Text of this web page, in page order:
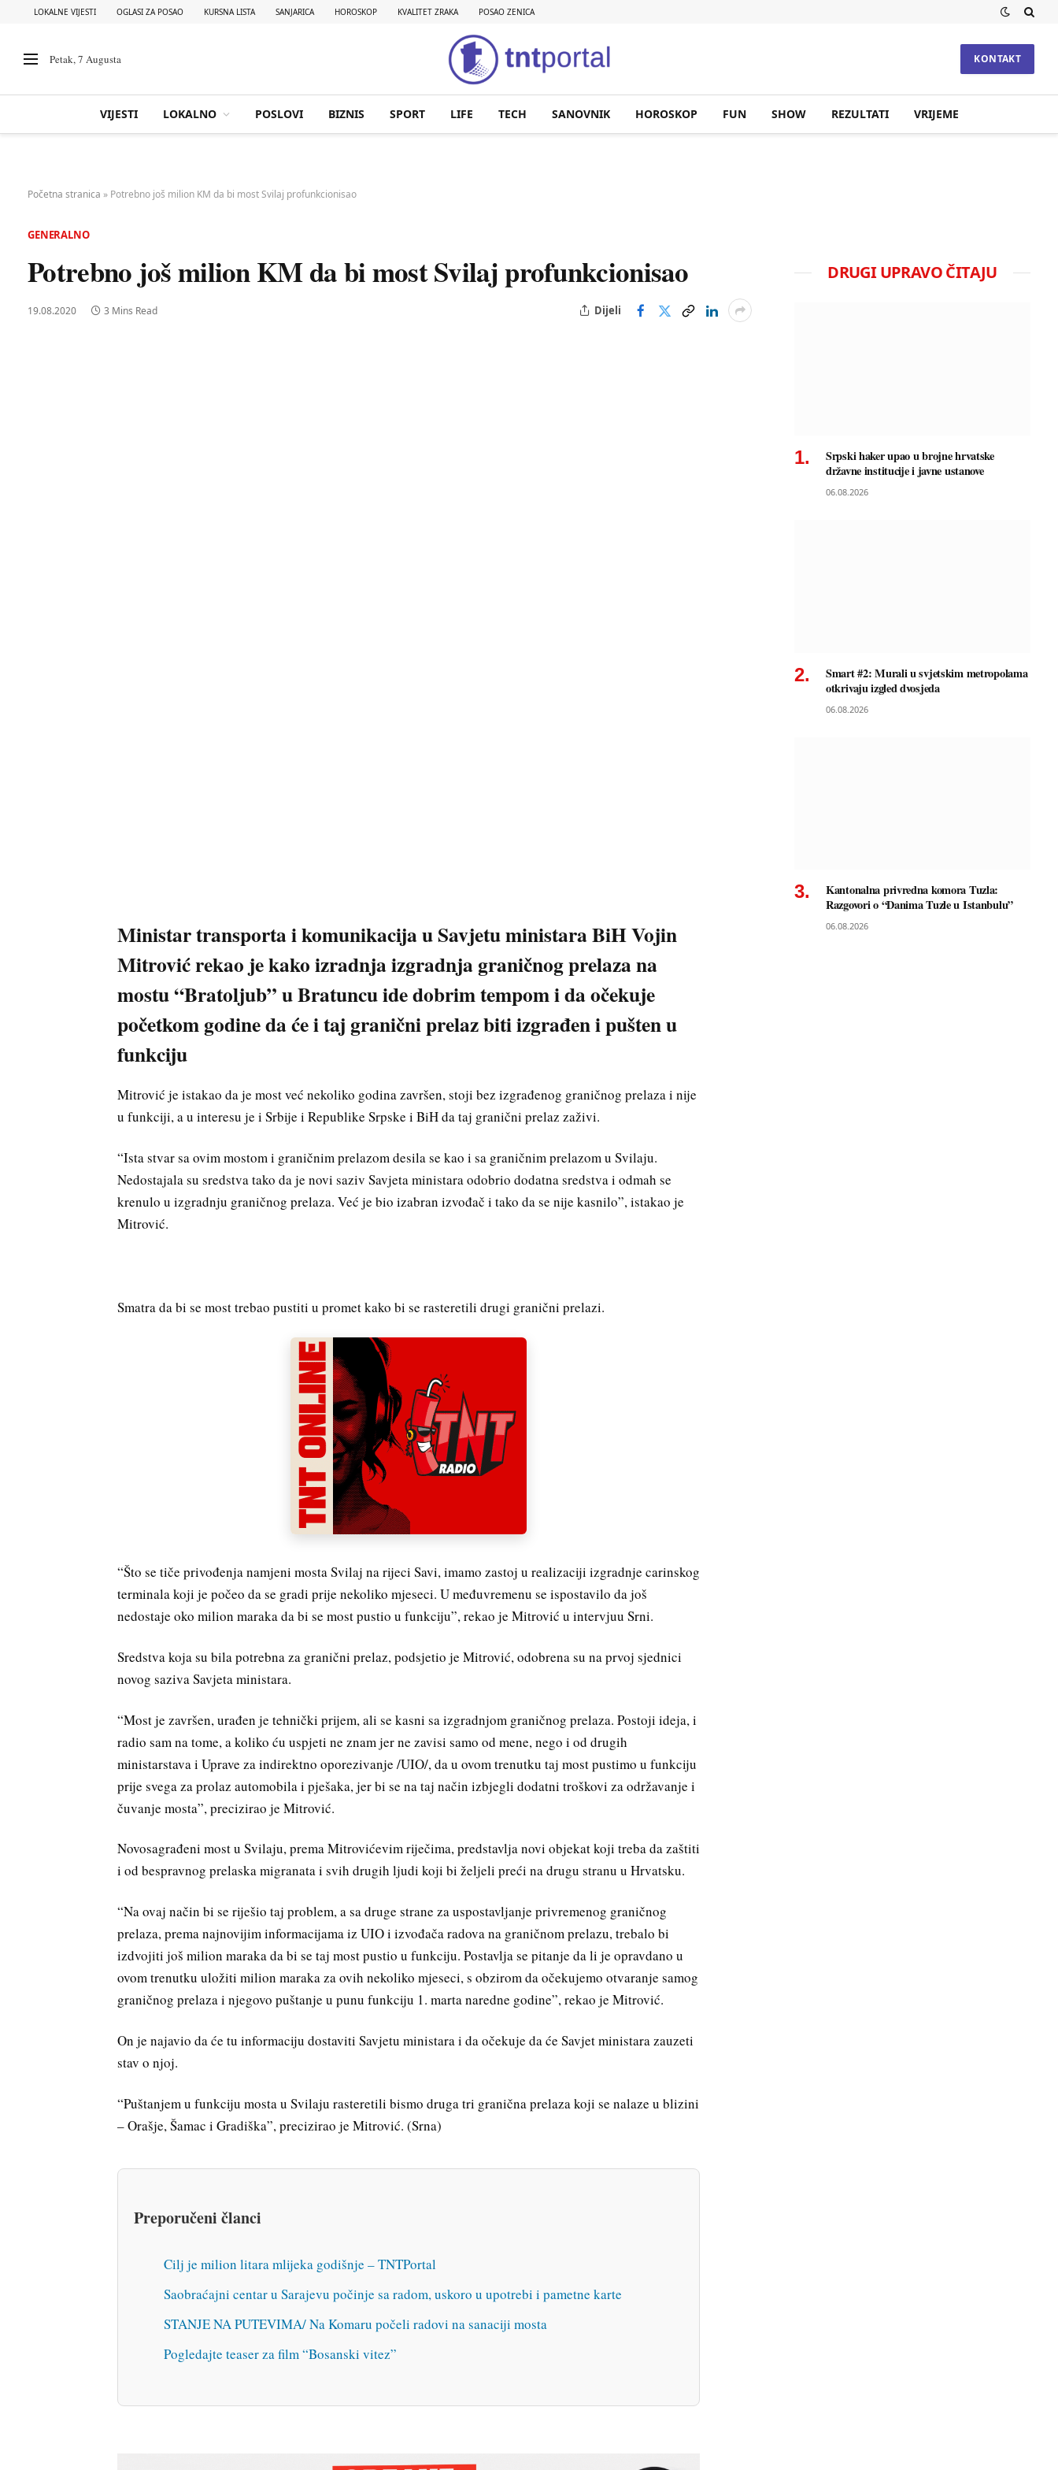
LOKALNE VIJESTI OGLASI ZA POSAO KURSNA LISTA SANJARICA HOROSKOP KVALITET ZRAKA POSAO ZENICA
Petak, 7 Augusta KONTAKT
VIJESTI LOKALNO POSLOVI BIZNIS SPORT LIFE TECH SANOVNIK HOROSKOP FUN SHOW REZULTATI VRIJEME
Početna stranica » Potrebno još milion KM da bi most Svilaj profunkcionisao
GENERALNO
Potrebno još milion KM da bi most Svilaj profunkcionisao
19.08.2020 3 Mins Read Dijeli
Ministar transporta i komunikacija u Savjetu ministara BiH Vojin
Mitrović rekao je kako izradnja izgradnja graničnog prelaza na
mostu “Bratoljub” u Bratuncu ide dobrim tempom i da očekuje
početkom godine da će i taj granični prelaz biti izgrađen i pušten u
funkciju
Mitrović je istakao da je most već nekoliko godina završen, stoji bez izgrađenog graničnog prelaza i nije
u funkciji, a u interesu je i Srbije i Republike Srpske i BiH da taj granični prelaz zaživi.
“Ista stvar sa ovim mostom i graničnim prelazom desila se kao i sa graničnim prelazom u Svilaju.
Nedostajala su sredstva tako da je novi saziv Savjeta ministara odobrio dodatna sredstva i odmah se
krenulo u izgradnju graničnog prelaza. Već je bio izabran izvođač i tako da se nije kasnilo”, istakao je
Mitrović.
Smatra da bi se most trebao pustiti u promet kako bi se rasteretili drugi granični prelazi.
“Što se tiče privođenja namjeni mosta Svilaj na rijeci Savi, imamo zastoj u realizaciji izgradnje carinskog
terminala koji je počeo da se gradi prije nekoliko mjeseci. U međuvremenu se ispostavilo da još
nedostaje oko milion maraka da bi se most pustio u funkciju”, rekao je Mitrović u intervjuu Srni.
Sredstva koja su bila potrebna za granični prelaz, podsjetio je Mitrović, odobrena su na prvoj sjednici
novog saziva Savjeta ministara.
“Most je završen, urađen je tehnički prijem, ali se kasni sa izgradnjom graničnog prelaza. Postoji ideja, i
radio sam na tome, a koliko ću uspjeti ne znam jer ne zavisi samo od mene, nego i od drugih
ministarstava i Uprave za indirektno oporezivanje /UIO/, da u ovom trenutku taj most pustimo u funkciju
prije svega za prolaz automobila i pješaka, jer bi se na taj način izbjegli dodatni troškovi za održavanje i
čuvanje mosta”, precizirao je Mitrović.
Novosagrađeni most u Svilaju, prema Mitrovićevim riječima, predstavlja novi objekat koji treba da zaštiti
i od bespravnog prelaska migranata i svih drugih ljudi koji bi željeli preći na drugu stranu u Hrvatsku.
“Na ovaj način bi se riješio taj problem, a sa druge strane za uspostavljanje privremenog graničnog
prelaza, prema najnovijim informacijama iz UIO i izvođača radova na graničnom prelazu, trebalo bi
izdvojiti još milion maraka da bi se taj most pustio u funkciju. Postavlja se pitanje da li je opravdano u
ovom trenutku uložiti milion maraka za ovih nekoliko mjeseci, s obzirom da očekujemo otvaranje samog
graničnog prelaza i njegovo puštanje u punu funkciju 1. marta naredne godine”, rekao je Mitrović.
On je najavio da će tu informaciju dostaviti Savjetu ministara i da očekuje da će Savjet ministara zauzeti
stav o njoj.
“Puštanjem u funkciju mosta u Svilaju rasteretili bismo druga tri granična prelaza koji se nalaze u blizini
– Orašje, Šamac i Gradiška”, precizirao je Mitrović. (Srna)
Preporučeni članci
Cilj je milion litara mlijeka godišnje – TNTPortal
Saobraćajni centar u Sarajevu počinje sa radom, uskoro u upotrebi i pametne karte
STANJE NA PUTEVIMA/ Na Komaru počeli radovi na sanaciji mosta
Pogledajte teaser za film “Bosanski vitez”
DRUGI UPRAVO ČITAJU
Srpski haker upao u brojne hrvatske
državne institucije i javne ustanove
06.08.2026
Smart #2: Murali u svjetskim metropolama
otkrivaju izgled dvosjeda
06.08.2026
Kantonalna privredna komora Tuzla:
Razgovori o “Danima Tuzle u Istanbulu”
06.08.2026